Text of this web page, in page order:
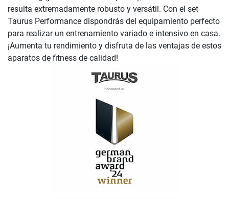
resulta extremadamente robusto y versátil. Con el set
Taurus Performance dispondrás del equipamiento perfecto
para realizar un entrenamiento variado e intensivo en casa.
¡Aumenta tu rendimiento y disfruta de las ventajas de estos
aparatos de fitness de calidad!